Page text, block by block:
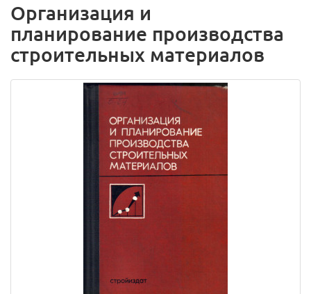
Организация и
планирование производства
строительных материалов